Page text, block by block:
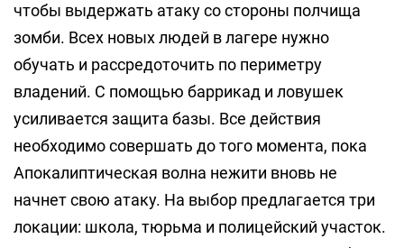
чтобы выдержать атаку со стороны полчища
зомби. Всех новых людей в лагере нужно
обучать и рассредоточить по периметру
владений. С помощью баррикад и ловушек
усиливается защита базы. Все действия
необходимо совершать до того момента, пока
Апокалиптическая волна нежити вновь не
начнет свою атаку. На выбор предлагается три
локации: школа, тюрьма и полицейский участок.